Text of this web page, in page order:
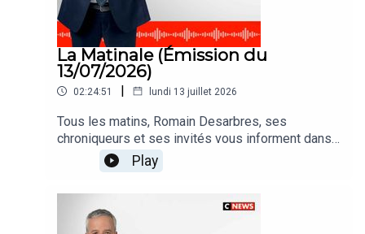
La Matinale (Émission du
13/07/2026)
02:24:51 | lundi 13 juillet 2026
Tous les matins, Romain Desarbres, ses
chroniqueurs et ses invités vous informent dans
#LaMatinale
Play